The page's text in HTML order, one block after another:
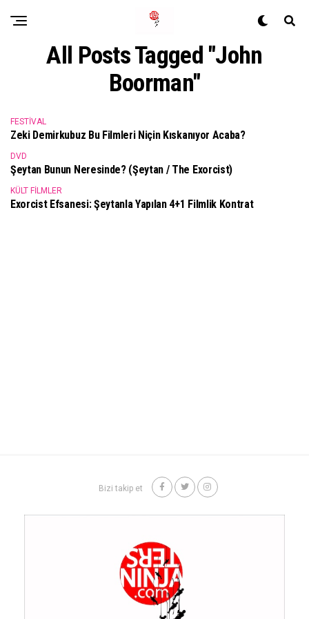
All Posts Tagged "John
Boorman"
FESTIVAL
Zeki Demirkubuz Bu Filmleri Niçin Kıskanıyor Acaba?
DVD
Şeytan Bunun Neresinde? (Şeytan / The Exorcist)
KÜLT FILMLER
Exorcist Efsanesi: Şeytanla Yapılan 4+1 Filmlik Kontrat
Bizi takip et